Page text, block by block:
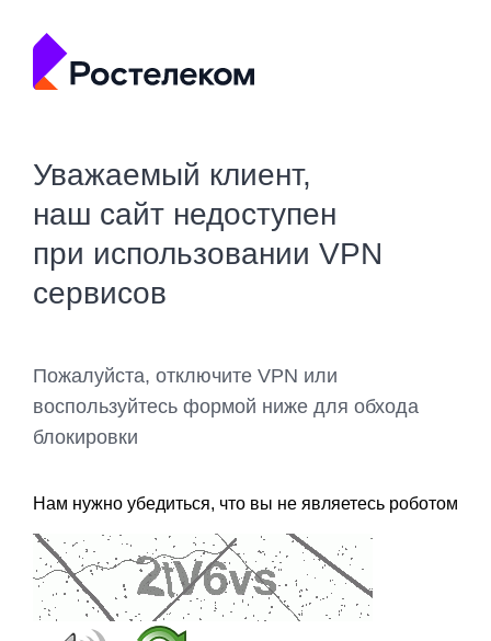
Уважаемый клиент,
наш сайт недоступен
при использовании VPN
сервисов
Пожалуйста, отключите VPN или
воспользуйтесь формой ниже для обхода
блокировки
Нам нужно убедиться, что вы не являетесь роботом